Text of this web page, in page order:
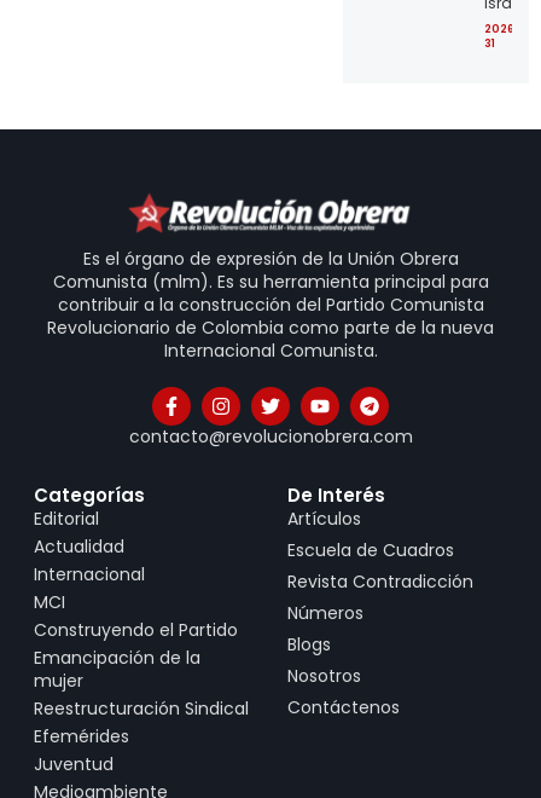
2026-
31
Es el órgano de expresión de la Unión Obrera
Comunista (mlm). Es su herramienta principal para
contribuir a la construcción del Partido Comunista
Revolucionario de Colombia como parte de la nueva
Internacional Comunista.
contacto@revolucionobrera.com
Categorías
Editorial
Actualidad
Internacional
MCI
Construyendo el Partido
Emancipación de la
mujer
Reestructuración Sindical
Efemérides
Juventud
Medioambiente
De Interés
Artículos
Escuela de Cuadros
Revista Contradicción
Números
Blogs
Nosotros
Contáctenos